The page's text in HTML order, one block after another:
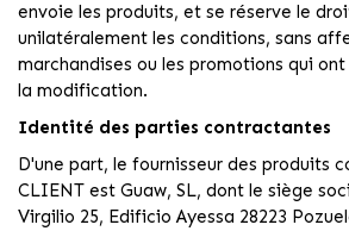
envoie les produits, et se réserve le
unilatéralement les conditions, sans
marchandises ou les promotions qui
la modification.
Identité des parties contractantes
D'une part, le fournisseur des produits
CLIENT est Guaw, SL, dont le siège
Virgilio 25, Edificio Ayessa 28223